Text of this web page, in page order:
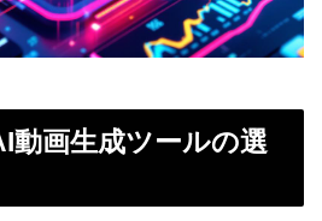
動画生成ツールの選